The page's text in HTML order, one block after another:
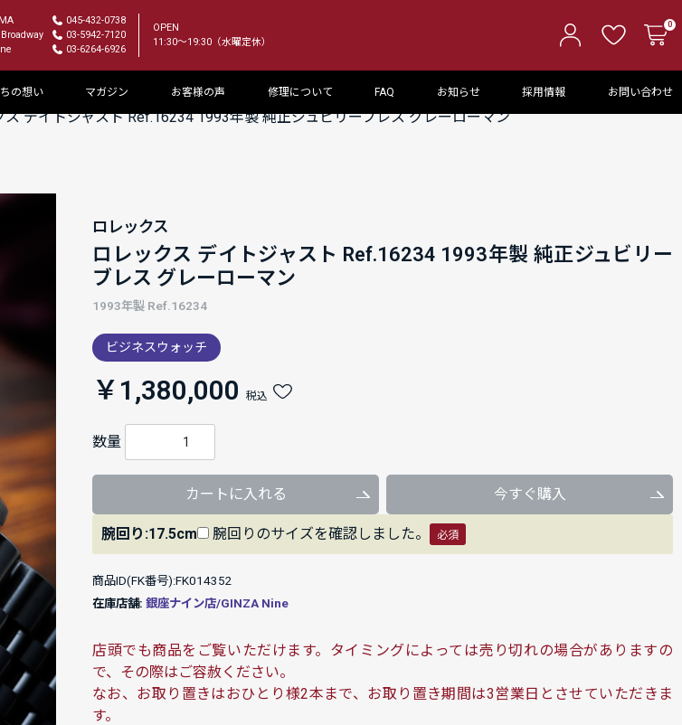
045-432-0738
03-5942-7120
03-6264-6926
OPEN
11:30～19:30（水曜定休）
0
の想い マガジン お客様の声 修理について FAQ お知らせ 採用情報 お問い合わせ
ス デイトジャスト Ref.16234 1993年製 純正ジュビリーブレス グレーローマン
ロレックス
ロレックス デイトジャスト Ref.16234 1993年製 純正ジュビリー
ブレス グレーローマン
1993年製 Ref.16234
ビジネスウォッチ
￥1,380,000 税込
数量
カートに入れる 今すぐ購入
腕回り:17.5cm 腕回りのサイズを確認しました。 必須
商品ID(FK番号):FK014352
在庫店舗: 銀座ナイン店/GINZA Nine
店頭でも商品をご覧いただけます。タイミングによっては売り切れの場合がありますの
で、その際はご容赦ください。
なお、お取り置きはおひとり様2本まで、お取り置き期間は3営業日とさせていただきま
す。